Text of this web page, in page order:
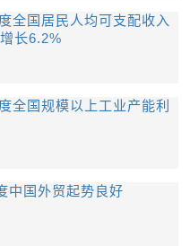
全国居民人均可支配收入
长6.2%
全国规模以上工业产能利
中国外贸起势良好